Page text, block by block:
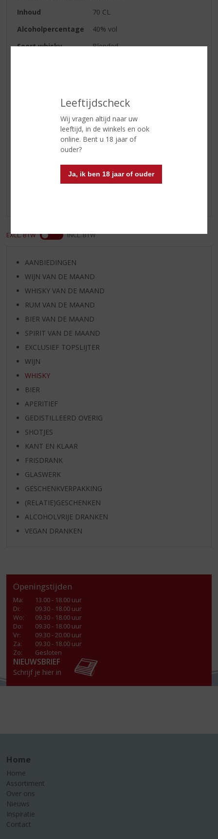
Leeftijdscheck
Wij vragen altijd naar uw
leeftijd, in de winkels en ook
online. Bent u 18 jaar of
ouder?
Ja, ik ben 18 jaar of ouder
Inhoud
70 CL
Alcoholpercentage
40% vol
Soort whisky
Blended
licht rokerig
tonen van zachte granen en
unieke moutsmaak
Reviews
Schrijf een review
EXCL. BTW INCL. BTW
AANBIEDINGEN
WIJN VAN DE MAAND
WHISKY VAN DE MAAND
RUM VAN DE MAAND
BIER VAN DE MAAND
SPIRIT VAN DE MAAND
EXCLUSIEF TOPSLIJTER
WIJN
WHISKY
BIER
APERITIEF
GEDISTILLEERD OVERIG
SHOTJES
KANT EN KLAAR
FRISDRANK
GLASWERK
GESCHENKVERPAKKING
(RELATIE)GESCHENKEN
ALCOHOLVRIJE DRANKEN
VEGAN DRANKEN
Openingstijden
Ma:
13.00 - 18.00 uur
Di:
09.30 - 18.00 uur
Wo:
09.30 - 18.00 uur
Do:
09.30 - 18.00 uur
Vr:
09.30 - 20.00 uur
Za:
09.30 - 18.00 uur
Zo:
Gesloten
NIEUWSBRIEF
Schrijf je hier in
Home
Home
Assortiment
Over ons
Nieuws
Inspiratie
Contact